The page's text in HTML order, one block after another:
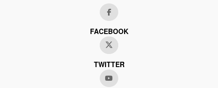
FACEBOOK
TWITTER